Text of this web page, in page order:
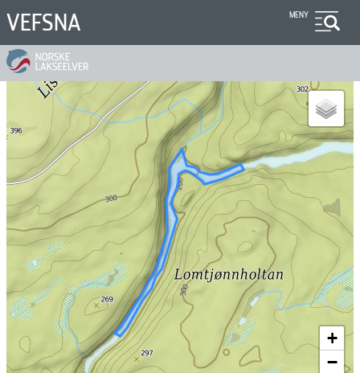
Hopp
til
hovedinnhold
VEFSNA MENY
+
−